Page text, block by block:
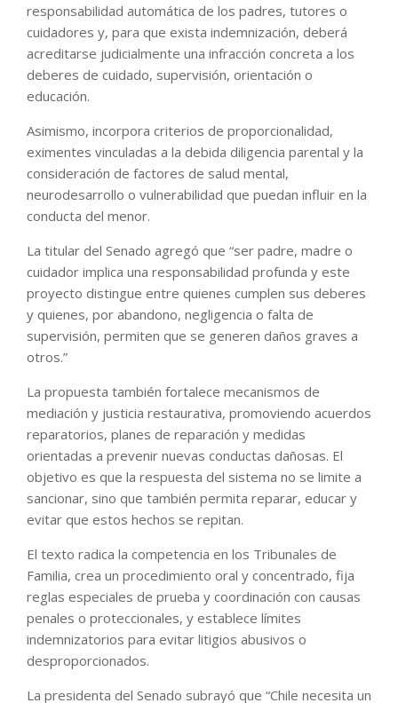
responsabilidad automática de los padres, tutores o
cuidadores y, para que exista indemnización, deberá
acreditarse judicialmente una infracción concreta a los
deberes de cuidado, supervisión, orientación o
educación.
Asimismo, incorpora criterios de proporcionalidad,
eximentes vinculadas a la debida diligencia parental y la
consideración de factores de salud mental,
neurodesarrollo o vulnerabilidad que puedan influir en la
conducta del menor.
La titular del Senado agregó que “ser padre, madre o
cuidador implica una responsabilidad profunda y este
proyecto distingue entre quienes cumplen sus deberes
y quienes, por abandono, negligencia o falta de
supervisión, permiten que se generen daños graves a
otros.”
La propuesta también fortalece mecanismos de
mediación y justicia restaurativa, promoviendo acuerdos
reparatorios, planes de reparación y medidas
orientadas a prevenir nuevas conductas dañosas. El
objetivo es que la respuesta del sistema no se limite a
sancionar, sino que también permita reparar, educar y
evitar que estos hechos se repitan.
El texto radica la competencia en los Tribunales de
Familia, crea un procedimiento oral y concentrado, fija
reglas especiales de prueba y coordinación con causas
penales o proteccionales, y establece límites
indemnizatorios para evitar litigios abusivos o
desproporcionados.
La presidenta del Senado subrayó que “Chile necesita un